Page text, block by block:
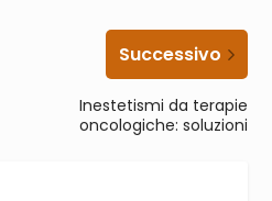
Successivo
Inestetismi da terapie
oncologiche: soluzioni